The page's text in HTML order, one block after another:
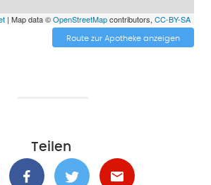
| Map data ©OpenStreetMapcontributors, CC-BY-SA
Route zur Apotheke anzeigen
Teilen